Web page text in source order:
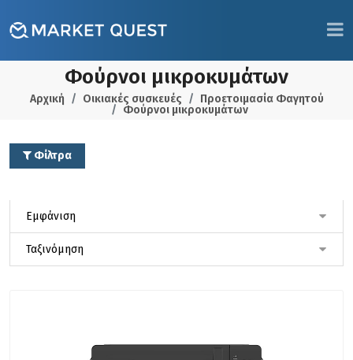
Φούρνοι μικροκυμάτων
Αρχική Οικιακές συσκευές
Προετοιμασία Φαγητού
Φούρνοι μικροκυμάτων
Φίλτρα